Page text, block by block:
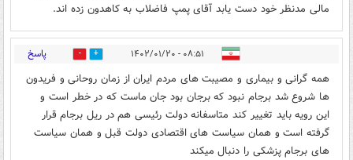
مالی مدنظر خود دست یابد آقای پمپ فاضلاب به کاهدون زده اند.
۰۸:۵۱ - ۱۴۰۲/۰۱/۲۰ 8 پاسخ
همه گرانی و بیماری و مصیبت های مردم ایران از زمان روحانی و فریدون
ها شروع شد برجام نبود که برجان بود جان ماست که در خطر است و
این رویه باید تغییر کند متاسفانه دولت رئیسی هم در ریل برجام قرار
گرفته است و همان سیاست های اقتصادی دولت قبل و همان سیاست
های برجام پزشکی را دنبال میکند